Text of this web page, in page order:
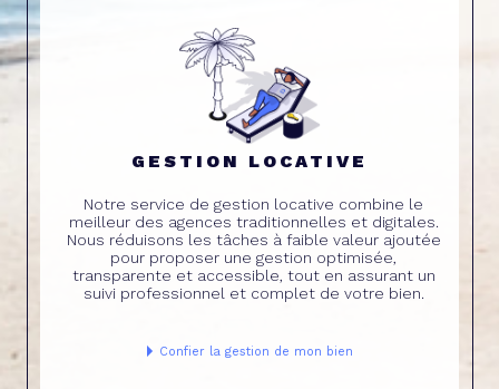
GESTION LOCATIVE
Notre service de gestion locative combine le
meilleur des agences traditionnelles et digitales.
Nous réduisons les tâches à faible valeur ajoutée
pour proposer une gestion optimisée,
transparente et accessible, tout en assurant un
suivi professionnel et complet de votre bien.
Confier la gestion de mon bien